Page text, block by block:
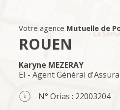
Votre agence Mutuelle de
ROUEN
Karyne MEZERAY
EI - Agent Général
N° Orias : 22003204